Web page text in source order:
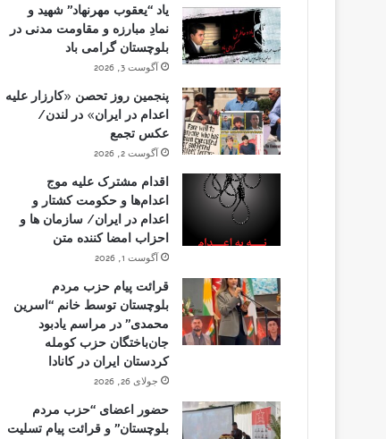
یاد “یعقوب مهرنهاد” شهید و
نمادِ مبارزه و مقاومت مدنی در
بلوچستان گرامی باد
آگوست 3, 2026
پنجمین روز تحصن «کارزار علیه
اعدام در ایران» در لندن/
عکس تجمع
آگوست 2, 2026
اقدام مشترک علیه موج
اعدام‌ها و حکومت کشتار و
اعدام در ایران/ سازمان ها و
احزاب امضا کننده متن
آگوست 1, 2026
قرائت پیام حزب مردم
بلوچستان توسط خانم “اسرین
محمدی” در مراسم یادبود
جان‌باختگان حزب کومله
کردستان ایران در کانادا
جولای 26, 2026
حضور اعضای “حزب مردم
بلوچستان” و قرائت پیام تسلیت